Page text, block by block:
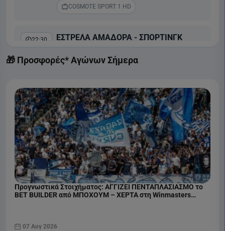
COSMOTE SPORT 1 HD
22:30 ΕΣΤΡΕΛΑ ΑΜΑΔΟΡΑ - ΣΠΟΡΤΙΝΓΚ
COSMOTE SPORT 2 HD
🎁 Προσφορές* Αγώνων Σήμερα
Προγνωστικά Στοιχήματος: ΑΓΓΙΖΕΙ ΠΕΝΤΑΠΛΑΣΙΑΣΜΟ το
BET BUILDER από ΜΠΟΧΟΥΜ – ΧΕΡΤΑ στη Winmasters
07 Αυγ 2026